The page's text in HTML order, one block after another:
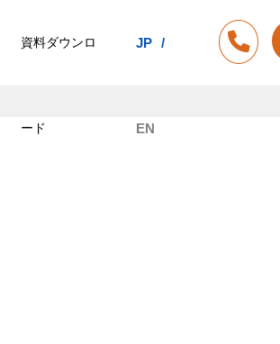
資料ダウンロ
ード
JP
EN